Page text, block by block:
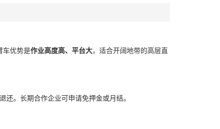
车优势是作业高度高、平台大，适合开阔地带的高层直
。长期合作企业可申请免押金或月结。